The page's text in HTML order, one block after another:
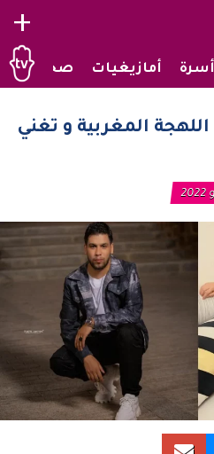
+
أسرة أمازيغيات صحراويات
المغربية و تغني